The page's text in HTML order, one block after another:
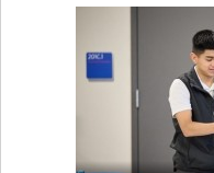
CHRONIC PAIN
NAUSEAS
WEIGHT LOSS
RAISE AWARENESS
UNITED